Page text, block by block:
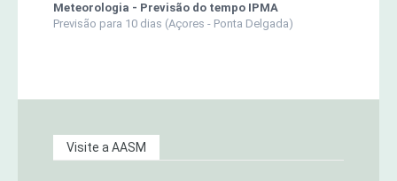
Meteorologia - Previsão do tempo IPMA
Previsão para 10 dias (Açores - Ponta Delgada)
Visite a AASM